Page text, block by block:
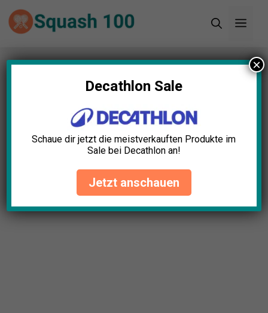
Zum
Inhalt
Startseite»Blog»Squashtasche Belüftet Test:
Die 11 besten (Bestenliste)
Decathlon Sale
Schaue dir jetzt die meistverkauften Produkte im
Sale bei Decathlon an!
Jetzt anschauen
×